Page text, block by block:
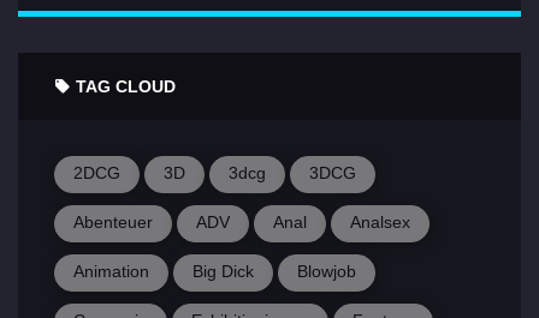
TAG CLOUD
2DCG 3D 3dcg 3DCG
Abenteuer ADV Anal Analsex
Animation Big Dick Blowjob